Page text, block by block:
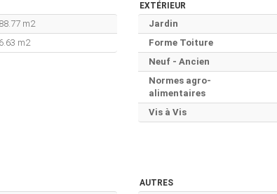
88.77 m2
6.63 m2
EXTÉRIEUR
Jardin
Forme Toiture
Neuf - Ancien
Normes agro-
alimentaires
Vis à Vis
AUTRES